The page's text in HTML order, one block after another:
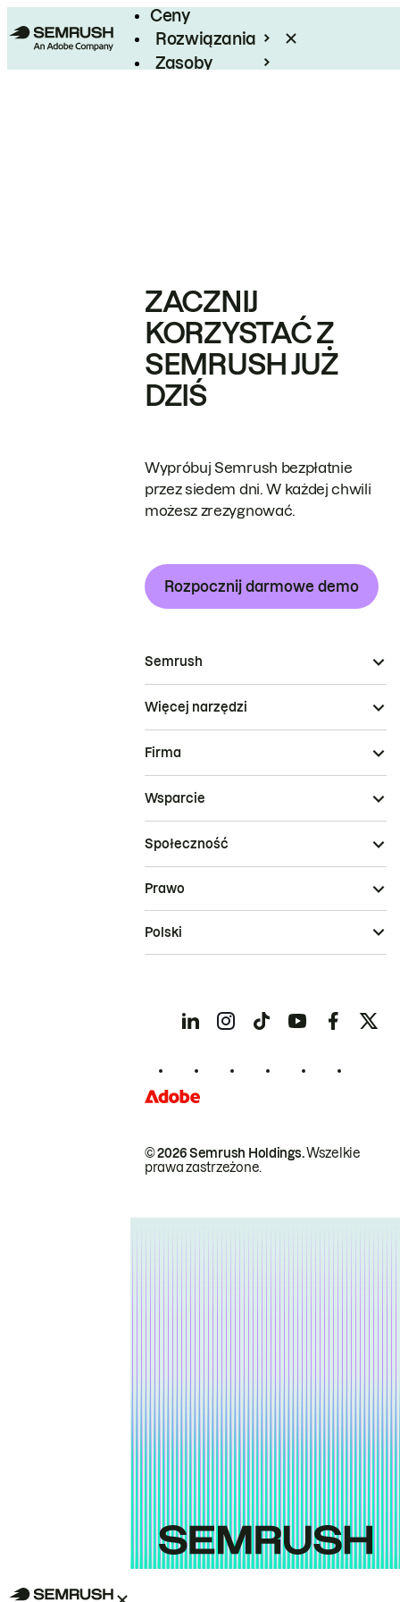
Ceny
Rozwiązania
Zasoby
ZACZNIJ
KORZYSTAĆ Z
SEMRUSH JUŻ
DZIŚ
Wypróbuj Semrush bezpłatnie
przez siedem dni. W każdej chwili
możesz zrezygnować.
Rozpocznij darmowe demo
Semrush
Więcej narzędzi
Firma
Wsparcie
Społeczność
© 2026 Semrush Holdings.Wszelkie
prawa zastrzeżone.
Prawo
Polski